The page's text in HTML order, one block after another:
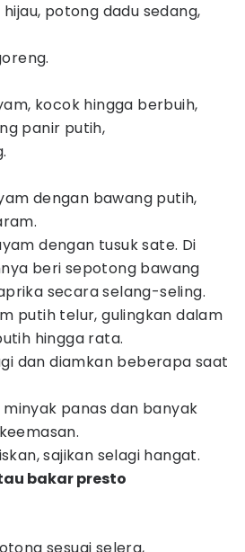
potong dadu sedang,
kocok hingga berbuih,
panir putih,
dengan bawang putih,
dengan tusuk sate. Di
beri sepotong bawang
secara selang-seling.
putih telur, gulingkan dalam
hingga rata.
dan diamkan beberapa saat
panas dan banyak
sajikan selagi hangat.
bakar presto